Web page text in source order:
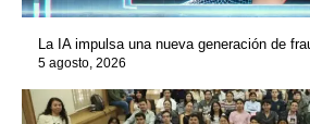
La IA impulsa una nueva generación de
5 agosto, 2026